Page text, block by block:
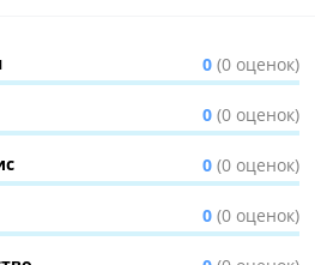
0 (0 оценок)
0 (0 оценок)
0 (0 оценок)
0 (0 оценок)